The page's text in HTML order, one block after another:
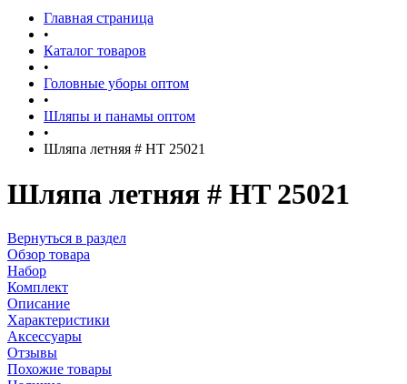
Главная страница
•
Каталог товаров
•
Головные уборы оптом
•
Шляпы и панамы оптом
•
Шляпа летняя # HT 25021
Шляпа летняя # HT 25021
Вернуться в раздел
Обзор товара
Набор
Комплект
Описание
Характеристики
Аксессуары
Отзывы
Похожие товары